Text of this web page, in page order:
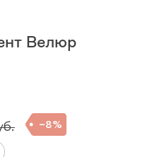
Велюр
8